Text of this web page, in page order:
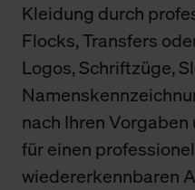
Kleidung durch
Flocks, Transfers
Logos, Schriftzüge,
nach Ihren
für einen
wiedererkennbaren